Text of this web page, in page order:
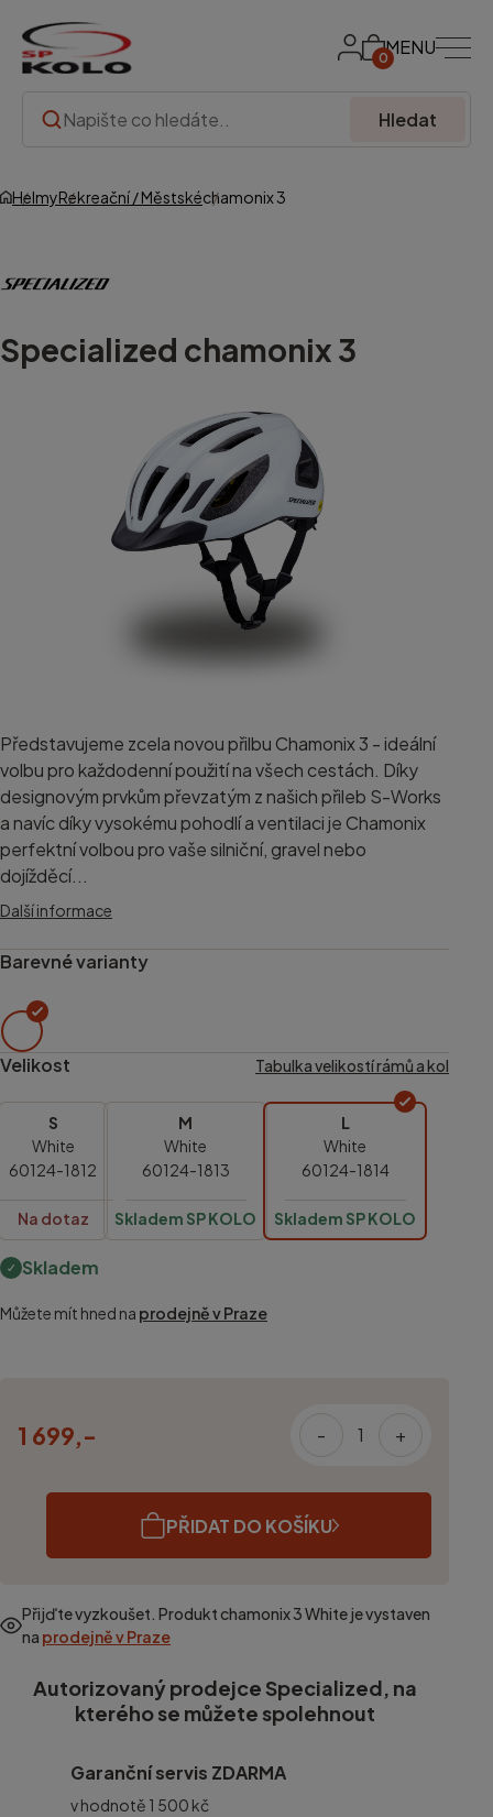
0MENU
Hledat
HelmyRekreační / Městskéchamonix 3
Specialized chamonix 3
Představujeme zcela novou přilbu Chamonix 3 - ideální
volbu pro každodenní použití na všech cestách. Díky
designovým prvkům převzatým z našich přileb S-Works
a navíc díky vysokému pohodlí a ventilaci je Chamonix
perfektní volbou pro vaše silniční, gravel nebo
dojížděcí...
Další informace
Barevné varianty
Velikost Tabulka velikostí rámů a kol
S
White
60124-1812
Na dotaz
M
White
60124-1813
Skladem SP KOLO
L
White
60124-1814
Skladem SP KOLO
Skladem
Můžete mít hned na prodejně v Praze
1 699,- - +
PŘIDAT DO KOŠÍKU
Přijďte vyzkoušet. Produktchamonix 3 Whiteje vystaven
na prodejně v Praze
Autorizovaný prodejce Specialized, na
kterého se můžete spolehnout
Garanční servis ZDARMA
v hodnotě 1 500 kč